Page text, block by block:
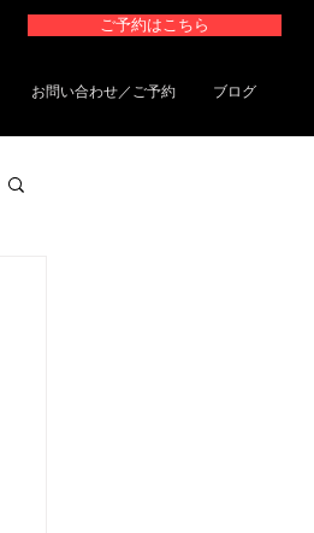
ご予約はこちら
お問い合わせ／ご予約 ブログ